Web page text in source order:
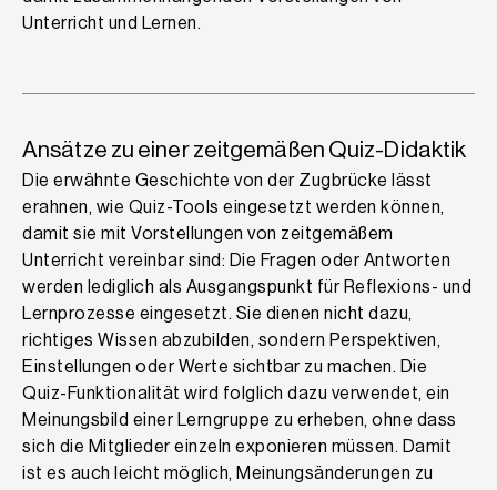
Unterricht und Lernen.
Ansätze zu einer zeitgemäßen Quiz-Didaktik
Die erwähnte Geschichte von der Zugbrücke lässt
erahnen, wie Quiz-Tools eingesetzt werden können,
damit sie mit Vorstellungen von zeitgemäßem
Unterricht vereinbar sind: Die Fragen oder Antworten
werden lediglich als Ausgangspunkt für Reflexions- und
Lernprozesse eingesetzt. Sie dienen nicht dazu,
richtiges Wissen abzubilden, sondern Perspektiven,
Einstellungen oder Werte sichtbar zu machen. Die
Quiz-Funktionalität wird folglich dazu verwendet, ein
Meinungsbild einer Lerngruppe zu erheben, ohne dass
sich die Mitglieder einzeln exponieren müssen. Damit
ist es auch leicht möglich, Meinungsänderungen zu